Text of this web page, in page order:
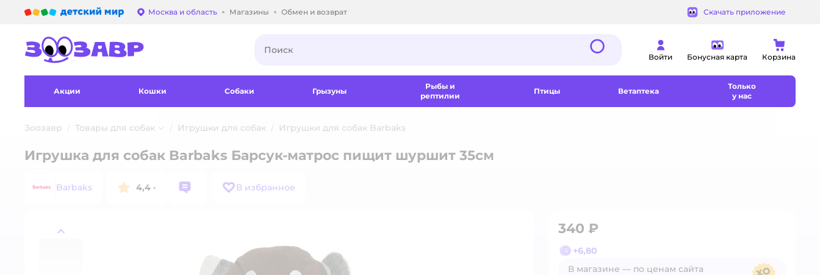
Выбор адреса доставки.
Москва и область Магазины Обмен и возврат Скачать приложение
Войти Бонусная карта Корзина
Акции Кошки Собаки Грызуны
Рыбы и
рептилии
Птицы Ветаптека
Только
у нас
Зоозавр Товары для собак Игрушки для собак Игрушки для собак Barbaks
назад
Игрушка для собак Barbaks Барсук-матрос пищит шуршит 35см
Barbaks 4,4 · В избранное
340 ₽
+6,80
В магазине — по ценам сайта